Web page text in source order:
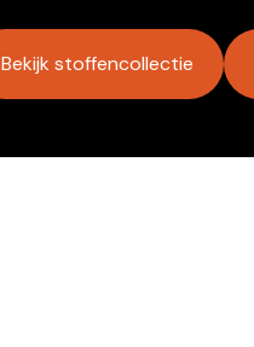
Bekijk stoffencollectie